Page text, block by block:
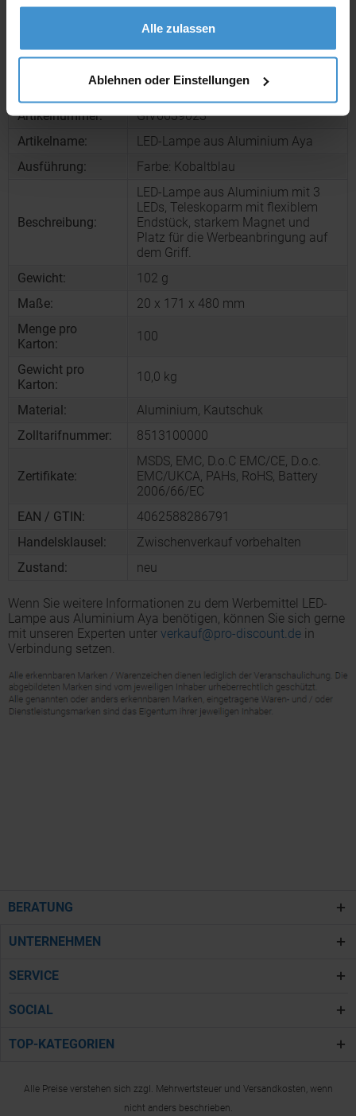
gesammelt haben.
Alle zulassen
Ablehnen oder Einstellungen
Produktinformationen zu diesem Werbeartikel
Artikelnummer:
GIV6639023
Artikelname:
LED-Lampe aus Aluminium Aya
Ausführung:
Farbe: Kobaltblau
Beschreibung:
LED-Lampe aus Aluminium mit 3
LEDs, Teleskoparm mit flexiblem
Endstück, starkem Magnet und
Platz für die Werbeanbringung auf
dem Griff.
Gewicht:
102 g
Maße:
20 x 171 x 480 mm
Menge pro
Karton:
100
Gewicht pro
Karton:
10,0 kg
Material:
Aluminium, Kautschuk
Zolltarifnummer:
8513100000
Zertifikate:
MSDS, EMC, D.o.C EMC/CE, D.o.c.
EMC/UKCA, PAHs, RoHS, Battery
2006/66/EC
EAN / GTIN:
4062588286791
Handelsklausel:
Zwischenverkauf vorbehalten
Zustand:
neu
Wenn Sie weitere Informationen zu dem Werbemittel LED-
Lampe aus Aluminium Aya benötigen, können Sie sich gerne
mit unseren Experten unter verkauf@pro-discount.de in
Verbindung setzen.
BERATUNG
UNTERNEHMEN
SERVICE
SOCIAL
TOP-KATEGORIEN
Alle Preise verstehen sich zzgl. Mehrwertsteuer und Versandkosten, wenn
nicht anders beschrieben.